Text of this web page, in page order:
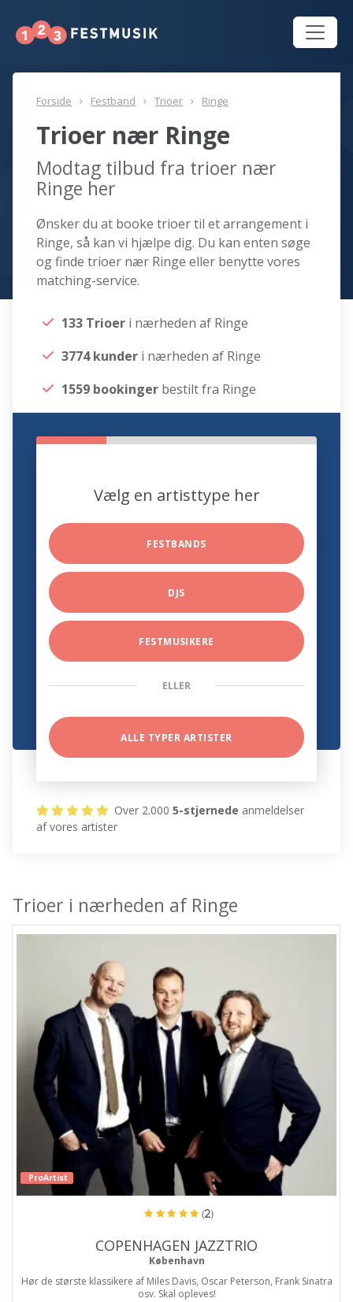
Forside Festband Trioer Ringe
Trioer nær Ringe
Modtag tilbud fra trioer nær
Ringe her
Ønsker du at booke trioer til et arrangement i
Ringe, så kan vi hjælpe dig. Du kan enten søge
og finde trioer nær Ringe eller benytte vores
matching-service.
133 Trioer i nærheden af Ringe
3774 kunder i nærheden af Ringe
1559 bookinger bestilt fra Ringe
Vælg en artisttype her
FESTBANDS
DJS
FESTMUSIKERE
ELLER
ALLE TYPER ARTISTER
Over 2.0005-stjernede anmeldelser
af vores artister
Trioer i nærheden af Ringe
ProArtist
(2)
COPENHAGEN JAZZTRIO
København
Hør de største klassikere af Miles Davis, Oscar Peterson, Frank Sinatra
osv. Skal opleves!